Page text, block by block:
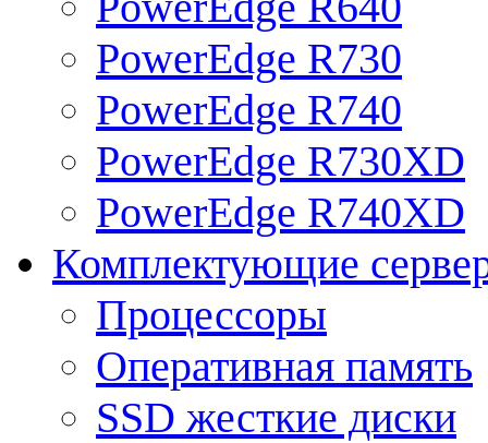
PowerEdge R730
PowerEdge R740
PowerEdge R730XD
PowerEdge R740XD
Комплектующие
Процессоры
Оперативная память
SSD жесткие диски